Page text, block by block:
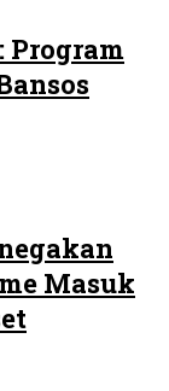
Program
Masuk